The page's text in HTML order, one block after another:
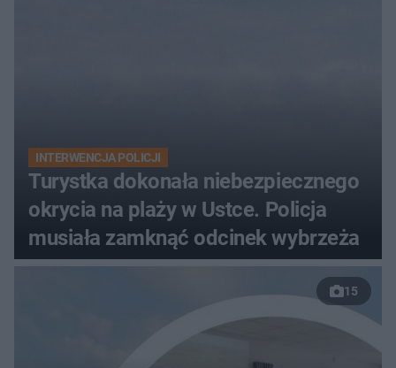
INTERWENCJA POLICJI
Turystka dokonała niebezpiecznego
okrycia na plaży w Ustce. Policja
musiała zamknąć odcinek wybrzeża
15